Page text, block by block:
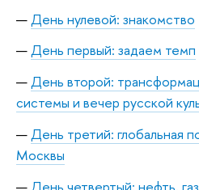
День нулевой: знакомство
День первый: задаем темп
День второй:
системы и вечер русской
День третий: глобальная
Москвы
День четвертый: нефть,